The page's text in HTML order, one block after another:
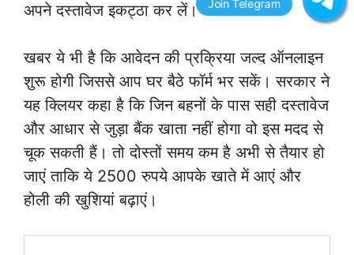
अपने दस्तावेज इकट्ठा कर लें।
खबर ये भी है कि आवेदन की प्रक्रिया जल्द ऑनलाइन
शुरू होगी जिससे आप घर बैठे फॉर्म भर सकें। सरकार ने
यह क्लियर कहा है कि जिन बहनों के पास सही दस्तावेज
और आधार से जुड़ा बैंक खाता नहीं होगा वो इस मदद से
चूक सकती हैं। तो दोस्तों समय कम है अभी से तैयार हो
जाएं ताकि ये 2500 रुपये आपके खाते में आएं और
होली की खुशियां बढ़ाएं।